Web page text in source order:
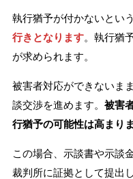
執行猶予が付かないとい
行きとなります。執行猶
が求められます。
被害者対応ができないま
談交渉を進めます。 被害
行猶予の可能性は高まり
この場合、示談書や示談
裁判所に証拠として提出し